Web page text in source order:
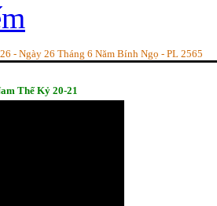
- Ngày 26 Tháng 6 Năm Bính Ngọ - PL 2565
Thế Kỷ 20-21